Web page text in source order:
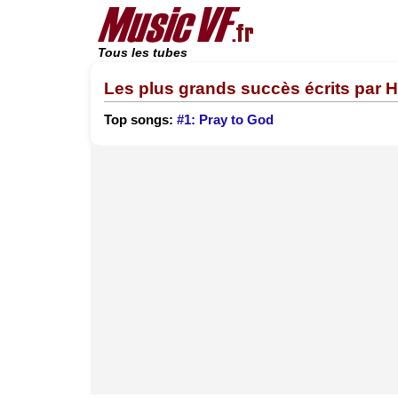
Tous les tubes
Les plus grands succès écrits par
Top songs: #1: Pray to God